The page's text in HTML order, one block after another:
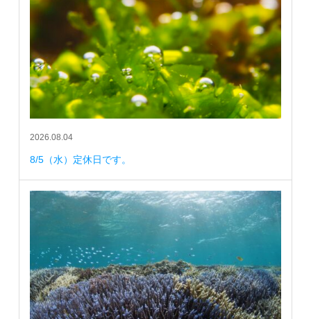
2026.08.04
8/5（水）定休日です。